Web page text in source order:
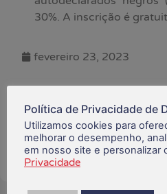
30%. A inscrição é
fevereiro 23, 2023
Compartilhe!
Política de Privacidade de
Utilizamos cookies para
melhorar o desempenho,
em nosso site e personalizar
Privacidade